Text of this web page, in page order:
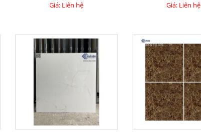
Giá: Liên hệ Giá: Liên hệ